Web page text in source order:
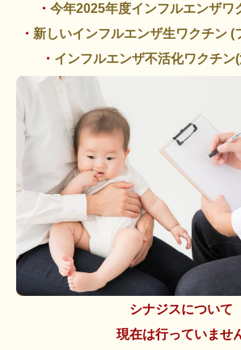
・ 今年2025年度インフルエンザワ
・ 新しいインフルエンザ生ワクチン (
・ インフルエンザ不活化ワクチン
シナジスについて
現在は行っていませ